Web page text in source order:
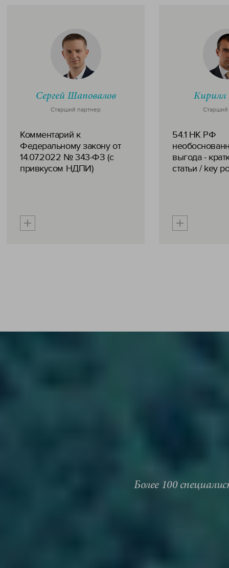
Сергей Шаповалов
Старший партнер
Комментарий к
Федеральному закону от
14.07.2022 № 343-ФЗ (с
привкусом НДПИ)
Кирилл
Старший
54.1 НК РФ
выгода -
статьи / key
Более 100